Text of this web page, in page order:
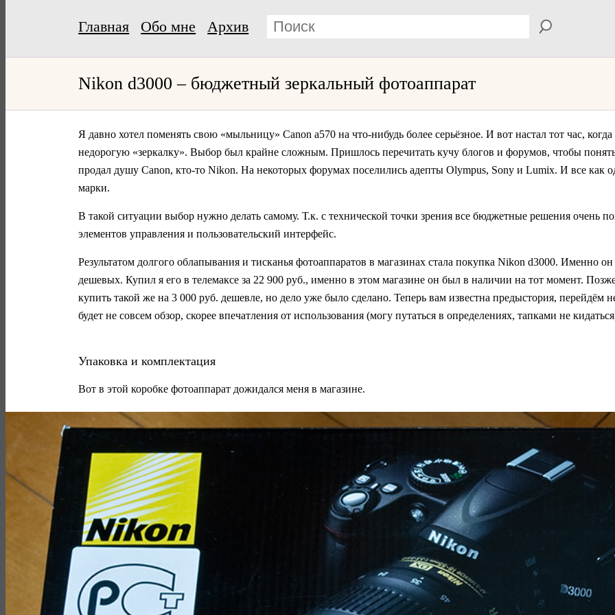
Главная Обо мне Архив
Nikon d3000 – бюджетный зеркальный фотоаппарат
Я давно хотел поменять свою «мыльницу» Canon a570 на что-нибудь более серьёзное. И вот настал тот час,
недорогую «зеркалку». Выбор был крайне сложным. Пришлось перечитать кучу блогов и форумов, чтобы
продал душу Canon, кто-то Nikon. На некоторых форумах поселились адепты Olympus, Sony и Lumix. И все как
марки.
В такой ситуации выбор нужно делать самому. Т.к. с технической точки зрения все бюджетные решения очень
элементов управления и пользовательский интерфейс.
Результатом долгого облапывания и тисканья фотоаппаратов в магазинах стала покупка Nikon d3000. Именно
дешевых. Купил я его в телемаксе за 22 900 руб., именно в этом магазине он был в наличии на тот момент.
купить такой же на 3 000 руб. дешевле, но дело уже было сделано. Теперь вам известна предыстория, перейдём
будет не совсем обзор, скорее впечатления от использования (могу путаться в определениях, тапками не
Упаковка и комплектация
Вот в этой коробке фотоаппарат дожидался меня в магазине.